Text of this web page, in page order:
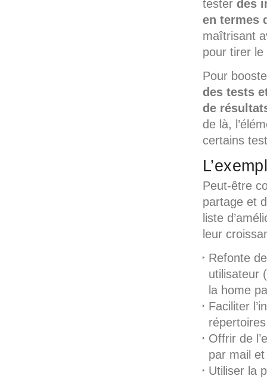
tester des
en termes
maîtrisant
pour tirer
Pour
des tests
de
de là,
certains
Peut-être
partage et
liste
leur
Refonte
utilisateur
la home
Faciliter
répertoires
Offrir de
par mail
Utiliser la